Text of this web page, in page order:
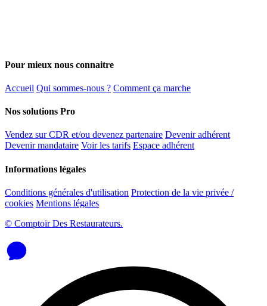
Pour mieux nous connaitre
Accueil Qui sommes-nous ? Comment ça marche
Nos solutions Pro
Vendez sur CDR et/ou devenez partenaire Devenir adhérent
Devenir mandataire Voir les tarifs Espace adhérent
Informations légales
Conditions générales d'utilisation Protection de la vie privée /
cookies Mentions légales
© Comptoir Des Restaurateurs.